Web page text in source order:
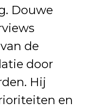
Douwe
de
door
Hij
en